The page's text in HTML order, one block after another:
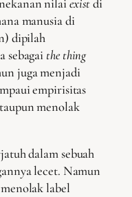
nilai existdi
manusia di
dipilah
sebagai the thing
juga menjadi
empirisitas
menolak
dalam sebuah
lecet. Namun
menolak label